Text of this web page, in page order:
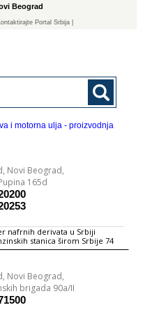
Beograd
Portal Srbija |
i motorna ulja - proizvodnja
Novi Beograd,
165d
nafrnih derivata u Srbiji
stanica širom Srbije 74
stanica 5 novoizgrađenih
registrovana za promet
trgovačkom mrežom od
snabdeva blizu 20
kompanija se bavi trgovinom
ulja brenda "Lukoil".
je proizvod kojim se
Novi Beograd,
brigada 90a/II